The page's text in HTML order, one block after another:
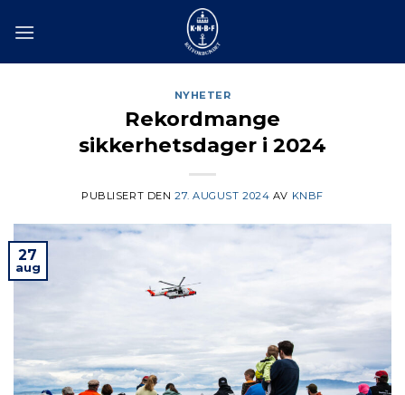
NYHETER
Rekordmange
sikkerhetsdager i 2024
PUBLISERT DEN 27. AUGUST 2024 AV KNBF
27
aug